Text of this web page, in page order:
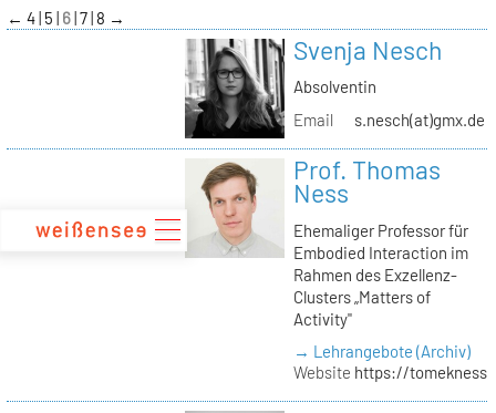
zum
Inhalt
← 4 5 6 7 8 →
Svenja Nesch
Absolventin
Email
s.nesch(at)gmx.de
Prof. Thomas
Ness
Ehemaliger Professor für
Embodied Interaction im
Rahmen des Exzellenz-
Clusters „Matters of
Activity"
→ Lehrangebote (Archiv)
Website https://